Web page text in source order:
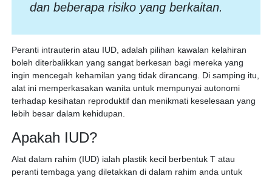
dan beberapa risiko yang berkaitan.
Peranti intrauterin atau IUD, adalah pilihan kawalan kelahiran
boleh diterbalikkan yang sangat berkesan bagi mereka yang
ingin mencegah kehamilan yang tidak dirancang. Di samping itu,
alat ini memperkasakan wanita untuk mempunyai autonomi
terhadap kesihatan reproduktif dan menikmati keselesaan yang
lebih besar dalam kehidupan.
Apakah IUD?
Alat dalam rahim (IUD) ialah plastik kecil berbentuk T atau
peranti tembaga yang diletakkan di dalam rahim anda untuk